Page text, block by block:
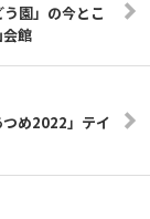
園」の今とこ
館
め2022」テイ